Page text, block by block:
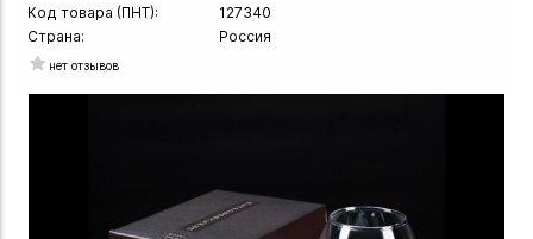
Код товара (ПНТ):
127340
Страна:
Россия
нет отзывов